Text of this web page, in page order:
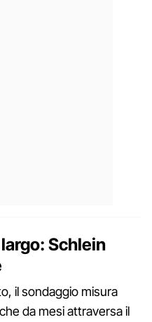
Schlein
il sondaggio misura
da mesi attraversa il